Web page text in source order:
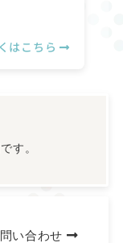
はこちら
す。
い合わせ